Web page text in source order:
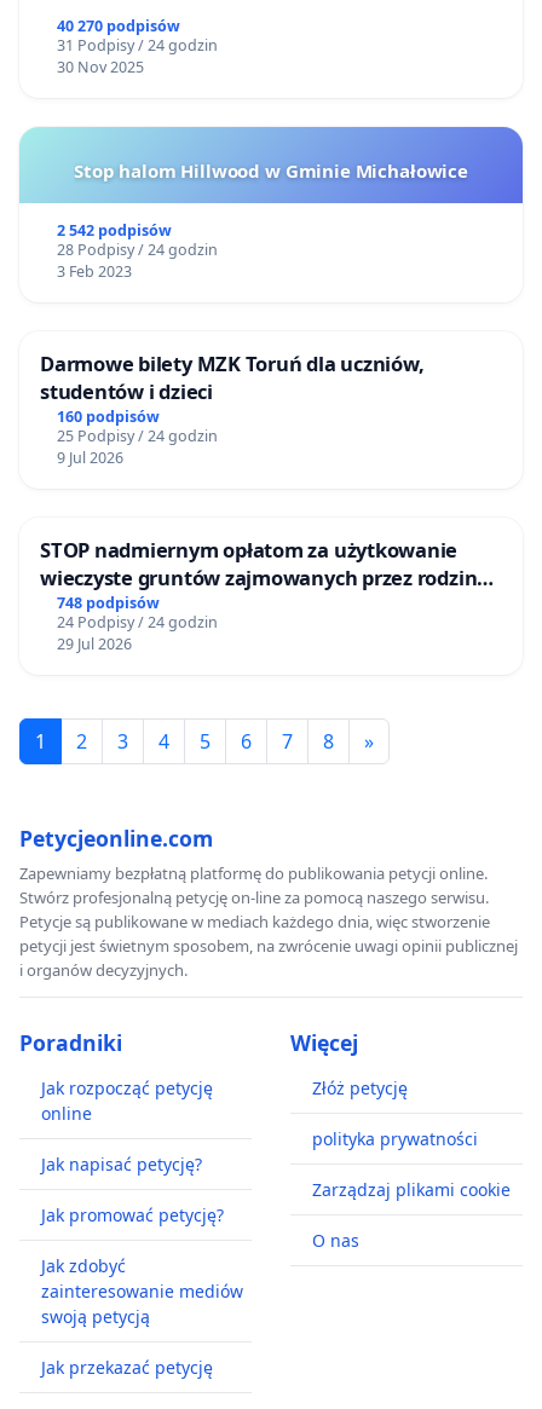
40 270 podpisów
31 Podpisy / 24 godzin
30 Nov 2025
Stop halom Hillwood w Gminie Michałowice
2 542 podpisów
28 Podpisy / 24 godzin
3 Feb 2023
Darmowe bilety MZK Toruń dla uczniów,
studentów i dzieci
160 podpisów
25 Podpisy / 24 godzin
9 Jul 2026
STOP nadmiernym opłatom za użytkowanie
wieczyste gruntów zajmowanych przez rodzinne
ogrody działkowe.
748 podpisów
24 Podpisy / 24 godzin
29 Jul 2026
1 2 3 4 5 6 7 8 »
Petycjeonline.com
Zapewniamy bezpłatną platformę do publikowania petycji online.
Stwórz profesjonalną petycję on-line za pomocą naszego serwisu.
Petycje są publikowane w mediach każdego dnia, więc stworzenie
petycji jest świetnym sposobem, na zwrócenie uwagi opinii publicznej
i organów decyzyjnych.
Poradniki
Jak rozpocząć petycję
online
Jak napisać petycję?
Jak promować petycję?
Jak zdobyć
zainteresowanie mediów
swoją petycją
Jak przekazać petycję
Więcej
Złóż petycję
polityka prywatności
Zarządzaj plikami cookie
O nas